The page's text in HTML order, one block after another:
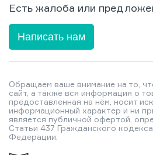
Есть жалоба или
Написать нам
Обращаем ваше внимание на то,
сайт, а также вся информация о
предоставленная на нём, носит
информационный характер и ни
является публичной офертой,
Статьи 437 Гражданского
Федерации.